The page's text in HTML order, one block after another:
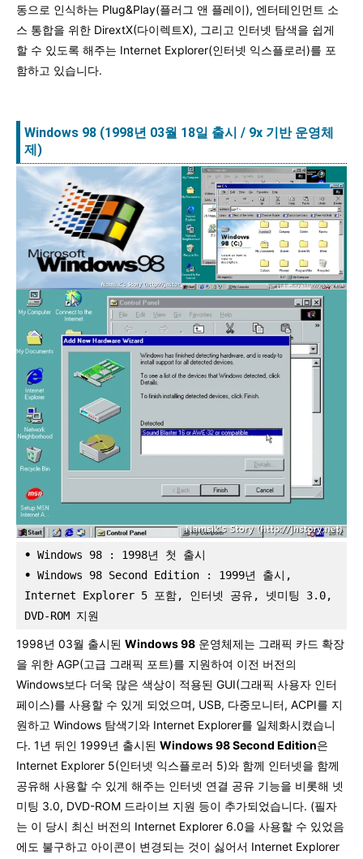
동으로 인식하는 Plug&Play(플러그 앤 플레이), 엔터테인먼트 소
스 통합을 위한 DirextX(다이렉트X), 그리고 인터넷 탐색을 쉽게
할 수 있도록 해주는 Internet Explorer(인터넷 익스플로러)를 포
함하고 있습니다.
Windows 98 (1998년 03월 18일 출시 / 9x 기반 운영체
제)
• Windows 98 : 1998년 첫 출시
• Windows 98 Second Edition : 1999년 출시,
Internet Explorer 5 포함, 인터넷 공유, 넷미팅 3.0,
DVD-ROM 지원
1998년 03월 출시된 Windows 98 운영체제는 그래픽 카드 확장
을 위한 AGP(고급 그래픽 포트)를 지원하여 이전 버전의
Windows보다 더욱 많은 색상이 적용된 GUI(그래픽 사용자 인터
페이스)를 사용할 수 있게 되었으며, USB, 다중모니터, ACPI를 지
원하고 Windows 탐색기와 Internet Explorer를 일체화시켰습니
다. 1년 뒤인 1999년 출시된 Windows 98 Second Edition은
Internet Explorer 5(인터넷 익스플로러 5)와 함께 인터넷을 함께
공유해 사용할 수 있게 해주는 인터넷 연결 공유 기능을 비롯해 넷
미팅 3.0, DVD-ROM 드라이브 지원 등이 추가되었습니다. (필자
는 이 당시 최신 버전의 Internet Explorer 6.0을 사용할 수 있었음
에도 불구하고 아이콘이 변경되는 것이 싫어서 Internet Explorer